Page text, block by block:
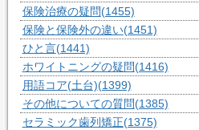
保険治療の疑問(1455)
保険と保険外の違い(1451)
ひと言(1441)
ホワイトニングの疑問(1416)
用語コア(土台)(1399)
その他についての質問(1385)
セラミック歯列矯正(1375)